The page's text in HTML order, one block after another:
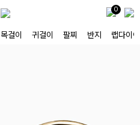
0
목걸이 귀걸이 팔찌 반지 랩다이아